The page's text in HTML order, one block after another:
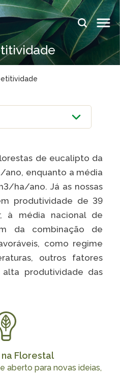
IDIOMAS:
PT EN
ESPAÇOS KLABIN
Investidores
Klabin
Todas Florestas
Importam
Klabin
Inova
Parque
Klabin
de eucalipto da
enquanto a média
ha/ano. Já as nossas
produtividade de 39
à média nacional de
da combinação de
como regime
outros fatores
produtividade das
Florestal
aberto para novas ideias,